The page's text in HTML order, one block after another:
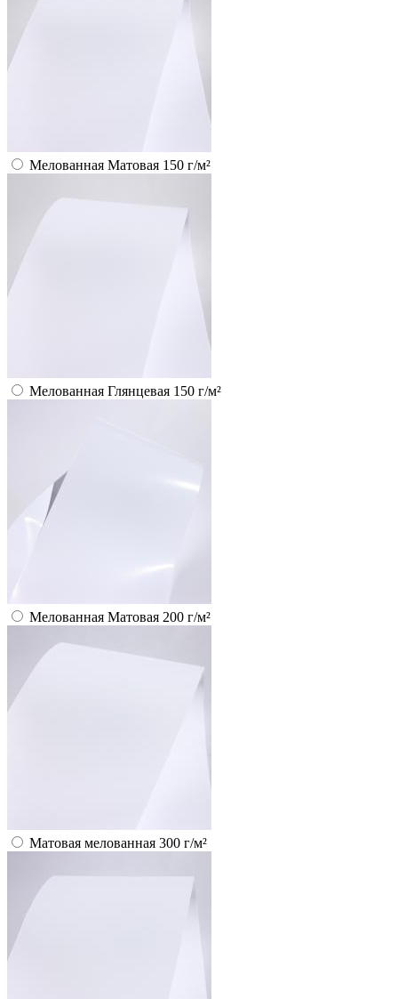
Мелованная Матовая 150 г/м²
Мелованная Глянцевая 150 г/м²
Мелованная Матовая 200 г/м²
Матовая мелованная 300 г/м²